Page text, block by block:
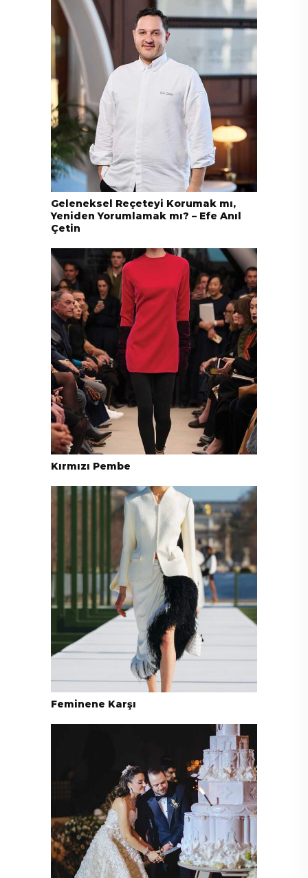
Geleneksel Reçeteyi Korumak mı,
Yeniden Yorumlamak mı? – Efe Anıl
Çetin
Kırmızı Pembe
Feminene Karşı